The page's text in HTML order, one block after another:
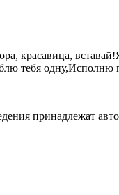
красавица,
тебя
принадлежат